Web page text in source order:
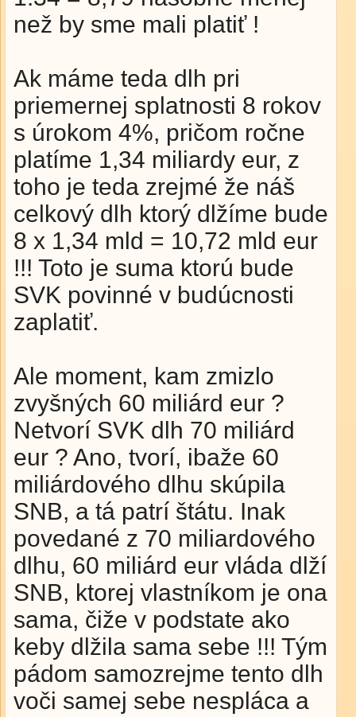
než by sme mali platiť !
Ak máme teda dlh pri
priemernej splatnosti 8 rokov
s úrokom 4%, pričom ročne
platíme 1,34 miliardy eur, z
toho je teda zrejmé že náš
celkový dlh ktorý dlžíme bude
8 x 1,34 mld = 10,72 mld eur
!!! Toto je suma ktorú bude
SVK povinné v budúcnosti
zaplatiť.
Ale moment, kam zmizlo
zvyšných 60 miliárd eur ?
Netvorí SVK dlh 70 miliárd
eur ? Ano, tvorí, ibaže 60
miliárdového dlhu skúpila
SNB, a tá patrí štátu. Inak
povedané z 70 miliardového
dlhu, 60 miliárd eur vláda dlží
SNB, ktorej vlastníkom je ona
sama, čiže v podstate ako
keby dlžila sama sebe !!! Tým
pádom samozrejme tento dlh
voči samej sebe nespláca a